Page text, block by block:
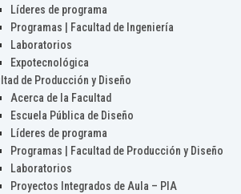
Líderes de programa
Programas | Facultad de Ingeniería
Laboratorios
Expotecnológica
de Producción y Diseño
Acerca de la Facultad
Escuela Pública de Diseño
Líderes de programa
Programas | Facultad de Producción y Diseño
Laboratorios
Proyectos Integrados de Aula – PIA